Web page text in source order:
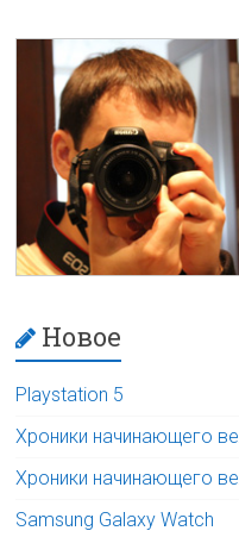
Новое
Playstation 5
Хроники начинающего
Хроники начинающего
Samsung Galaxy Watch